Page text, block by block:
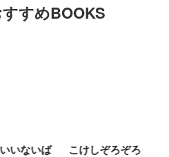
すめBOOKS
いないば
こけしぞろぞろ